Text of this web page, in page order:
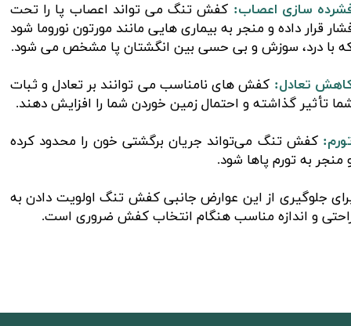
سازی اعصاب: کفش تنگ می تواند اعصاب پا را تحت
قرار داده و منجر به بیماری هایی مانند مورتون نوروما شود
با درد، سوزش و بی حسی بین انگشتان پا مشخص می شود.
تعادل: کفش های نامناسب می توانند بر تعادل و ثبات
تأثیر گذاشته و احتمال زمین خوردن شما را افزایش دهند.
کفش‌ تنگ می‌تواند جریان برگشتی خون را محدود کرده
منجر به تورم پاها شود.
جلوگیری از این عوارض جانبی کفش تنگ اولویت دادن به
و اندازه مناسب هنگام انتخاب کفش ضروری است.